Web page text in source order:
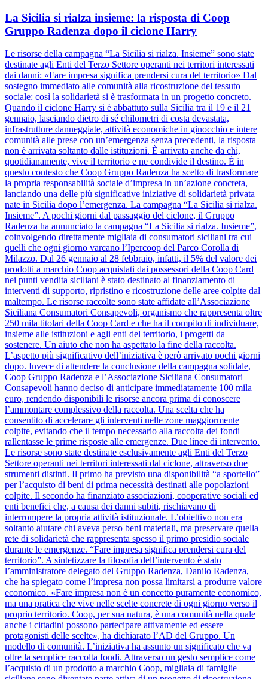
La Sicilia si rialza insieme: la risposta di Coop
Gruppo Radenza dopo il ciclone Harry
Le risorse della campagna “La Sicilia si rialza. Insieme” sono state
destinate agli Enti del Terzo Settore operanti nei territori interessati
dai danni: «Fare impresa significa prendersi cura del territorio» Dal
sostegno immediato alle comunità alla ricostruzione del tessuto
sociale: così la solidarietà si è trasformata in un progetto concreto.
Quando il ciclone Harry si è abbattuto sulla Sicilia tra il 19 e il 21
gennaio, lasciando dietro di sé chilometri di costa devastata,
infrastrutture danneggiate, attività economiche in ginocchio e intere
comunità alle prese con un’emergenza senza precedenti, la risposta
non è arrivata soltanto dalle istituzioni. È arrivata anche da chi,
quotidianamente, vive il territorio e ne condivide il destino. È in
questo contesto che Coop Gruppo Radenza ha scelto di trasformare
la propria responsabilità sociale d’impresa in un’azione concreta,
lanciando una delle più significative iniziative di solidarietà privata
nate in Sicilia dopo l’emergenza. La campagna “La Sicilia si rialza.
Insieme”. A pochi giorni dal passaggio del ciclone, il Gruppo
Radenza ha annunciato la campagna “La Sicilia si rialza. Insieme”,
coinvolgendo direttamente migliaia di consumatori siciliani tra cui
quelli che ogni giorno varcano l’Ipercoop del Parco Corolla di
Milazzo. Dal 26 gennaio al 28 febbraio, infatti, il 5% del valore dei
prodotti a marchio Coop acquistati dai possessori della Coop Card
nei punti vendita siciliani è stato destinato al finanziamento di
interventi di supporto, ripristino e ricostruzione delle aree colpite dal
maltempo. Le risorse raccolte sono state affidate all’Associazione
Siciliana Consumatori Consapevoli, organismo che rappresenta oltre
250 mila titolari della Coop Card e che ha il compito di individuare,
insieme alle istituzioni e agli enti del territorio, i progetti da
sostenere. Un aiuto che non ha aspettato la fine della raccolta.
L’aspetto più significativo dell’iniziativa è però arrivato pochi giorni
dopo. Invece di attendere la conclusione della campagna solidale,
Coop Gruppo Radenza e l’Associazione Siciliana Consumatori
Consapevoli hanno deciso di anticipare immediatamente 100 mila
euro, rendendo disponibili le risorse ancora prima di conoscere
l’ammontare complessivo della raccolta. Una scelta che ha
consentito di accelerare gli interventi nelle zone maggiormente
colpite, evitando che il tempo necessario alla raccolta dei fondi
rallentasse le prime risposte alle emergenze. Due linee di intervento.
Le risorse sono state destinate esclusivamente agli Enti del Terzo
Settore operanti nei territori interessati dal ciclone, attraverso due
strumenti distinti. Il primo ha previsto una disponibilità “a sportello”
per l’acquisto di beni di prima necessità destinati alle popolazioni
colpite. Il secondo ha finanziato associazioni, cooperative sociali ed
enti benefici che, a causa dei danni subiti, rischiavano di
interrompere la propria attività istituzionale. L’obiettivo non era
soltanto aiutare chi aveva perso beni materiali, ma preservare quella
rete di solidarietà che rappresenta spesso il primo presidio sociale
durante le emergenze. “Fare impresa significa prendersi cura del
territorio”. A sintetizzare la filosofia dell’intervento è stato
l’amministratore delegato del Gruppo Radenza, Danilo Radenza,
che ha spiegato come l’impresa non possa limitarsi a produrre valore
economico. «Fare impresa non è un concetto puramente economico,
ma una pratica che vive nelle scelte concrete di ogni giorno verso il
proprio territorio. Coop, per sua natura, è una comunità nella quale
anche i cittadini possono partecipare attivamente ed essere
protagonisti delle scelte», ha dichiarato l’AD del Gruppo. Un
modello di comunità. L’iniziativa ha assunto un significato che va
oltre la semplice raccolta fondi. Attraverso un gesto semplice come
l’acquisto di un prodotto a marchio Coop, migliaia di famiglie